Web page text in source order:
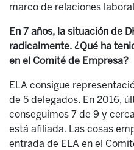
marco de relaciones
En 7 años, la situación de
radicalmente. ¿Qué ha
en el Comité de Empresa?
ELA consigue
de 5 delegados. En 2016,
conseguimos 7 de 9 y
está afiliada. Las cosas
entrada de ELA en el